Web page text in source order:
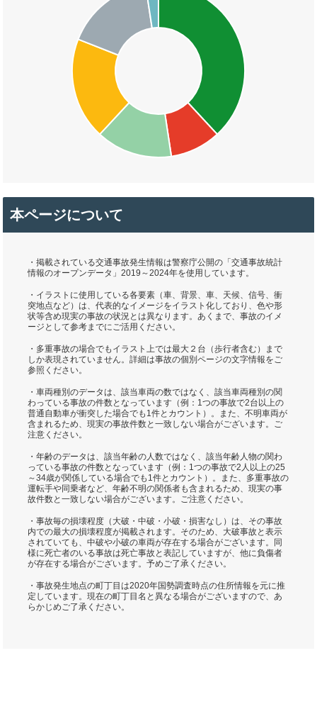
本ページについて
・掲載されている交通事故発生情報は警察庁公開の「交通事故統計
情報のオープンデータ」2019～2024年を使用しています。
・イラストに使用している各要素（車、背景、車、天候、信号、衝
突地点など）は、代表的なイメージをイラスト化しており、色や形
状等含め現実の事故の状況とは異なります。あくまで、事故のイメ
ージとして参考までにご活用ください。
・多重事故の場合でもイラスト上では最大２台（歩行者含む）まで
しか表現されていません。詳細は事故の個別ページの文字情報をご
参照ください。
・車両種別のデータは、該当車両の数ではなく、該当車両種別の関
わっている事故の件数となっています（例：1つの事故で2台以上の
普通自動車が衝突した場合でも1件とカウント）。また、不明車両が
含まれるため、現実の事故件数と一致しない場合がございます。ご
注意ください。
・年齢のデータは、該当年齢の人数ではなく、該当年齢人物の関わ
っている事故の件数となっています（例：1つの事故で2人以上の25
～34歳が関係している場合でも1件とカウント）。また、多重事故の
運転手や同乗者など、年齢不明の関係者も含まれるため、現実の事
故件数と一致しない場合がございます。ご注意ください。
・事故毎の損壊程度（大破・中破・小破・損害なし）は、その事故
内での最大の損壊程度が掲載されます。そのため、大破事故と表示
されていても、中破や小破の車両が存在する場合がございます。同
様に死亡者のいる事故は死亡事故と表記していますが、他に負傷者
が存在する場合がございます。予めご了承ください。
・事故発生地点の町丁目は2020年国勢調査時点の住所情報を元に推
定しています。現在の町丁目名と異なる場合がございますので、あ
らかじめご了承ください。